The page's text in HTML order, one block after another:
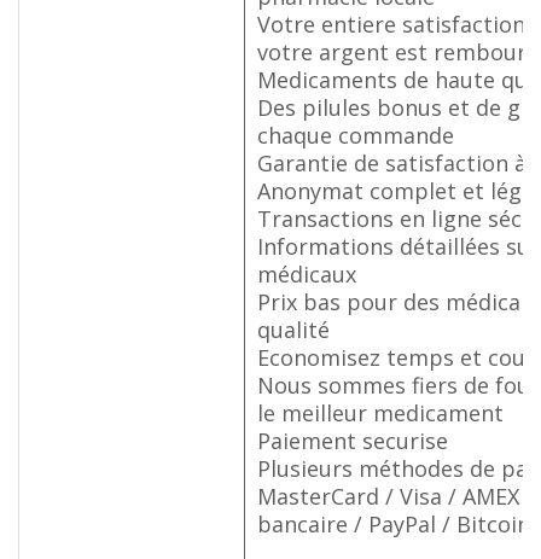
Votre entiere satisfaction
votre argent est
Medicaments de haute
Des pilules bonus et de
chaque commande
Garantie de satisfaction à
Anonymat complet et légal
Transactions en ligne
Informations détaillées
médicaux
Prix bas pour des
qualité
Economisez temps et
Nous sommes fiers de
le meilleur medicament
Paiement securise
Plusieurs méthodes de
MasterCard / Visa / AMEX
bancaire / PayPal / Bitcoin